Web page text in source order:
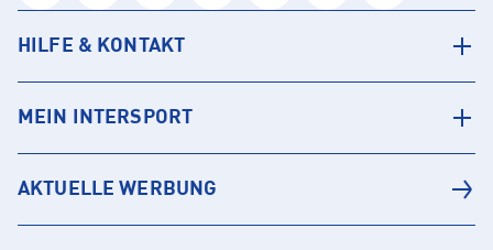
HILFE & KONTAKT
MEIN INTERSPORT
AKTUELLE WERBUNG